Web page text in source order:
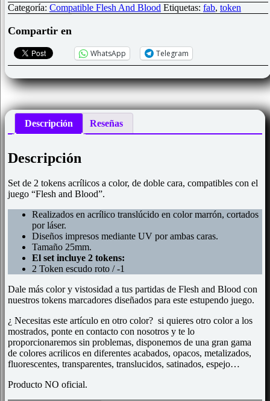
"Flesh
and
Blood"
cantidad
Categoría: Compatible Flesh And Blood Etiquetas: fab, token
Compartir en
WhatsApp Telegram
Descripción Reseñas
Descripción
Set de 2 tokens acrílicos a color, de doble cara, compatibles con el
juego “Flesh and Blood”.
Realizados en acrílico translúcido en color marrón, cortados
por láser.
Diseños impresos mediante UV por ambas caras.
Tamaño 25mm.
El set incluye 2 tokens:
2 Token escudo roto / -1
Dale más color y vistosidad a tus partidas de Flesh and Blood con
nuestros tokens marcadores diseñados para este estupendo juego.
¿ Necesitas este artículo en otro color? si quieres otro color a los
mostrados, ponte en contacto con nosotros y te lo
proporcionaremos sin problemas, disponemos de una gran gama
de colores acrilicos en diferentes acabados, opacos, metalizados,
fluorescentes, transparentes, translucidos, satinados, espejo…
Producto NO oficial.